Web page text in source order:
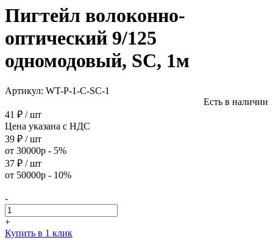
Пигтейл волоконно-
оптический 9/125
одномодовый, SC, 1м
Артикул: WT-P-1-C-SC-1
Есть в наличии
41 ₽ / шт
Цена указана с НДС
39 ₽ / шт
от 30000р - 5%
37 ₽ / шт
от 50000р - 10%
-
+
Купить в 1 клик